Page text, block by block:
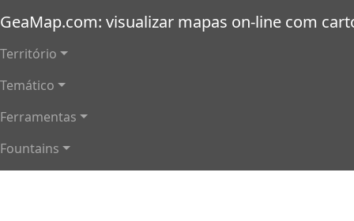
GeaMap.com: visualizar mapas on-line com
Navegação principal
Território
Temático
Ferramentas
Fountains